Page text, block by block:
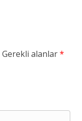
Gerekli alanlar*